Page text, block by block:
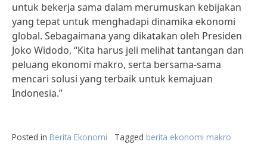
untuk bekerja sama dalam merumuskan kebijakan
yang tepat untuk menghadapi dinamika ekonomi
global. Sebagaimana yang dikatakan oleh Presiden
Joko Widodo, “Kita harus jeli melihat tantangan dan
peluang ekonomi makro, serta bersama-sama
mencari solusi yang terbaik untuk kemajuan
Indonesia.”
Posted in Berita Ekonomi Tagged berita ekonomi makro